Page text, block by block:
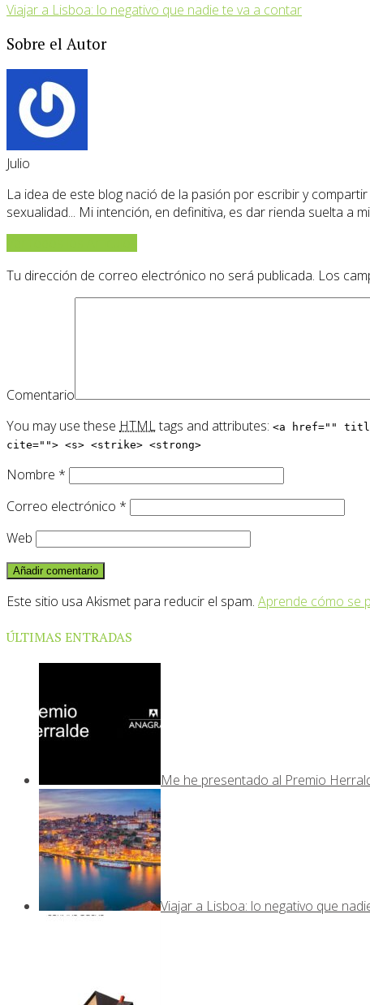
Viajar a Lisboa: lo negativo que nadie te va a contar
Sobre el Autor
Julio
La idea de este blog nació de la pasión por escribir y
sexualidad... Mi intención, en definitiva, es dar rienda suelta a
Tu dirección de correo electrónico no será publicada. Los
Comentario
You may use these HTMLtags and attributes: <a href=""
cite=""> <s> <strike> <strong>
Nombre *
Correo electrónico *
Web
Este sitio usa Akismet para reducir el spam. Aprende cómo se
ÚLTIMAS ENTRADAS
Me he presentado al Premio
Viajar a Lisboa: lo negativo que